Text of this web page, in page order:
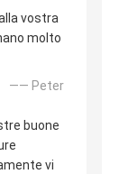
vostra
molto
—— Peter
buone
vi